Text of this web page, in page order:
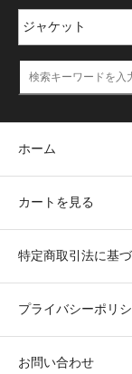
ホーム
カートを見る
特定商取引法に基
プライバシーポリ
お問い合わせ